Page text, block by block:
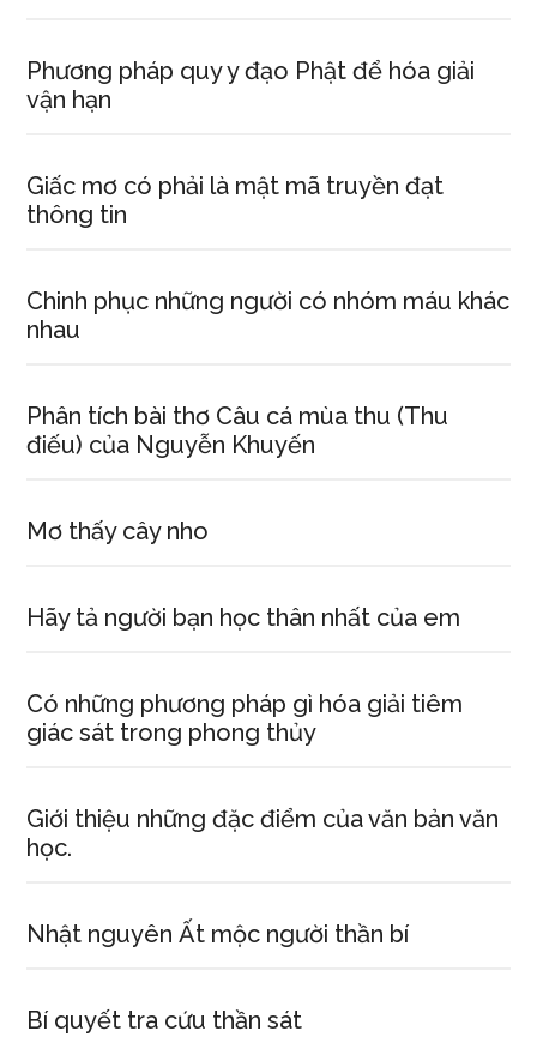
Phương pháp quy y đạo Phật để hóa giải
vận hạn
Giấc mơ có phải là mật mã truyền đạt
thông tin
Chinh phục những người có nhóm máu khác
nhau
Phân tích bài thơ Câu cá mùa thu (Thu
điếu) của Nguyễn Khuyến
Mơ thấy cây nho
Hãy tả người bạn học thân nhất của em
Có những phương pháp gì hóa giải tiêm
giác sát trong phong thủy
Giới thiệu những đặc điểm của văn bản văn
học.
Nhật nguyên Ất mộc người thần bí
Bí quyết tra cứu thần sát